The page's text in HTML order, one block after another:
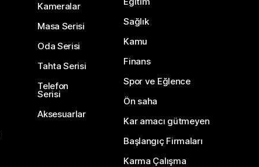
Kameralar
Masa Serisi
Oda Serisi
Tahta Serisi
Telefon
Serisi
Aksesuarlar
Sağlık
Kamu
Finans
Spor ve Eğlence
Ön saha
Kar amacı gütmeyen
Başlangıç Firmaları
Karma Çalışma